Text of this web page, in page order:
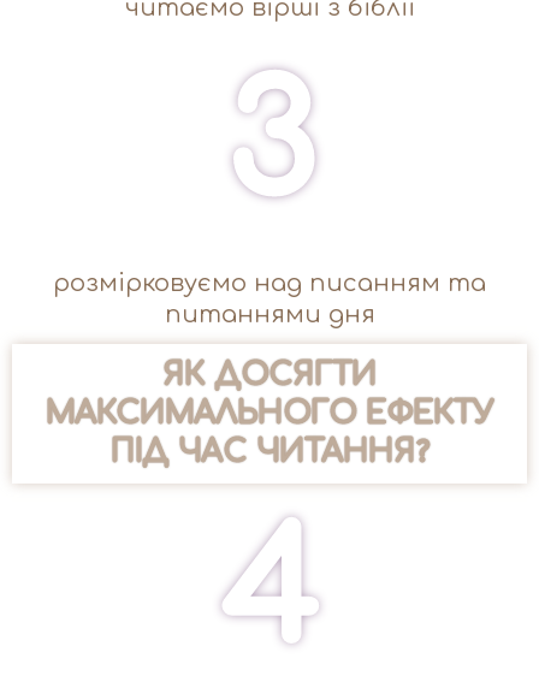
читаємо вірші з біблії
3
розмірковуємо над писанням та
питаннями дня
ЯК ДОСЯГТИ
МАКСИМАЛЬНОГО ЕФЕКТУ
ПІД ЧАС ЧИТАННЯ?
4